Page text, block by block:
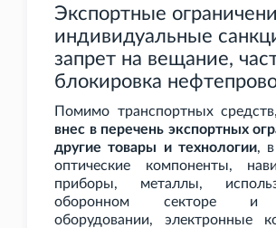
Экспортные
индивидуальные
запрет на вещание,
блокировка
Помимо транспортных
внес в перечень экспортных
другие товары и технологии,
оптические компоненты,
приборы, металлы,
оборонном секторе и
оборудовании, электронные